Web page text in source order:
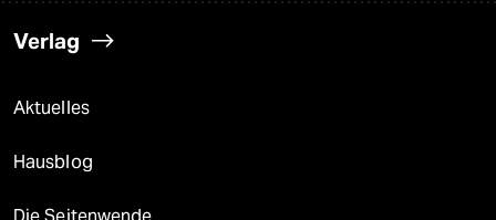
Verlag
Aktuelles
Hausblog